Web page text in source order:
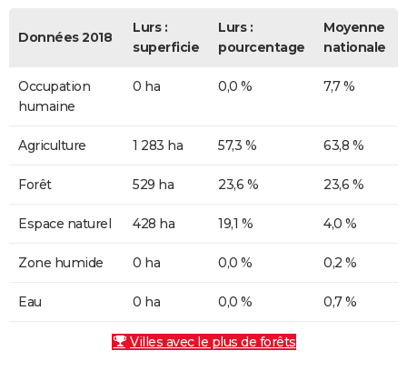
Données 2018
Lurs :
superficie
Lurs :
pourcentage
Moyenne
nationale
Occupation
humaine
0 ha 0,0 % 7,7 %
Agriculture 1 283 ha 57,3 % 63,8 %
Forêt 529 ha 23,6 % 23,6 %
Espace naturel 428 ha 19,1 % 4,0 %
Zone humide 0 ha 0,0 % 0,2 %
Eau 0 ha 0,0 % 0,7 %
Villes avec le plus de forêts